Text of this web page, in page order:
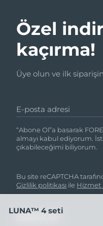
Özel
kaçırma!
Üye olun ve ilk
E-posta adresi
“Abone Ol”a basarak
almayı kabul ediyorum.
çıkabileceğimi biliyorum.
Bu site reCAPTCHA
Gizlilik politikası ile Hizmet
LUNA™ 4 seti